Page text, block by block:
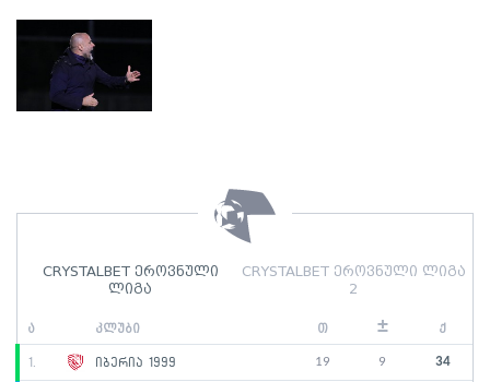
CRYSTALBET ეროვნული
ლიგა
CRYSTALBET ეროვნული ლიგა
2
ა კლუბი თ ± ქ
1. იბერია 1999 19 9 34